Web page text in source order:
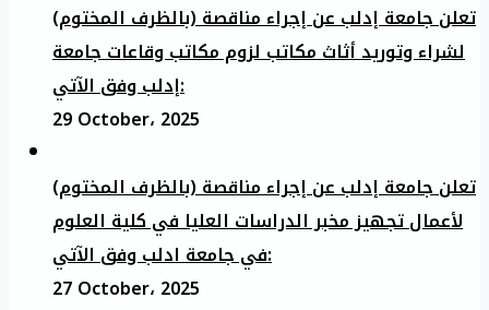
تعلن جامعة إدلب عن إجراء مناقصة (بالظرف المختوم)
لشراء وتوريد أثاث مكاتب لزوم مكاتب وقاعات جامعة
إدلب وفق الآتي:
29 October، 2025
تعلن جامعة إدلب عن إجراء مناقصة (بالظرف المختوم)
لأعمال تجهيز مخبر الدراسات العليا في كلية العلوم
في جامعة ادلب وفق الآتي:
27 October، 2025